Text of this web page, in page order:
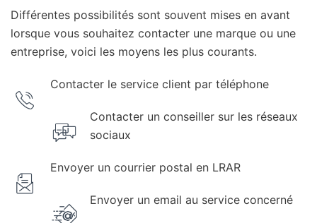
Différentes possibilités sont souvent mises en avant
lorsque vous souhaitez contacter une marque ou une
entreprise, voici les moyens les plus courants.
Contacter le service client par téléphone
Contacter un conseiller sur les réseaux
sociaux
Envoyer un courrier postal en LRAR
Envoyer un email au service concerné